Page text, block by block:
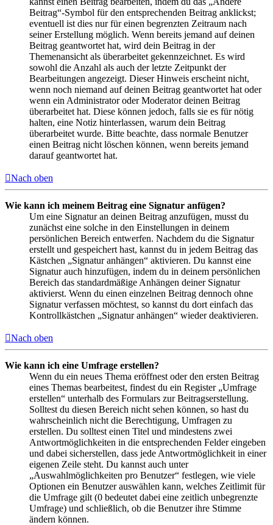
Beitrag“-Symbol für den entsprechenden Beitrag anklickst;
eventuell ist dies nur für einen begrenzten Zeitraum nach
seiner Erstellung möglich. Wenn bereits jemand auf deinen
Beitrag geantwortet hat, wird dein Beitrag in der
Themenansicht als überarbeitet gekennzeichnet. Es wird
sowohl die Anzahl als auch der letzte Zeitpunkt der
Bearbeitungen angezeigt. Dieser Hinweis erscheint nicht,
wenn noch niemand auf deinen Beitrag geantwortet hat oder
wenn ein Administrator oder Moderator deinen Beitrag
überarbeitet hat. Diese können jedoch, falls sie es für nötig
halten, eine Notiz hinterlassen, warum dein Beitrag
überarbeitet wurde. Bitte beachte, dass normale Benutzer
einen Beitrag nicht löschen können, wenn bereits jemand
darauf geantwortet hat.
Nach oben
Wie kann ich meinem Beitrag eine Signatur anfügen?
Um eine Signatur an deinen Beitrag anzufügen, musst du
zunächst eine solche in den Einstellungen in deinem
persönlichen Bereich entwerfen. Nachdem du die Signatur
erstellt und gespeichert hast, kannst du in jedem Beitrag das
Kästchen „Signatur anhängen“ aktivieren. Du kannst eine
Signatur auch hinzufügen, indem du in deinem persönlichen
Bereich das standardmäßige Anhängen deiner Signatur
aktivierst. Wenn du einen einzelnen Beitrag dennoch ohne
Signatur verfassen möchtest, so kannst du dort einfach das
Kontrollkästchen „Signatur anhängen“ wieder deaktivieren.
Nach oben
Wie kann ich eine Umfrage erstellen?
Wenn du ein neues Thema eröffnest oder den ersten Beitrag
eines Themas bearbeitest, findest du ein Register „Umfrage
erstellen“ unterhalb des Formulars zur Beitragserstellung.
Solltest du diesen Bereich nicht sehen können, so hast du
wahrscheinlich nicht die Berechtigung, Umfragen zu
erstellen. Du solltest einen Titel und mindestens zwei
Antwortmöglichkeiten in die entsprechenden Felder eingeben
und dabei sicherstellen, dass jede Antwortmöglichkeit in einer
eigenen Zeile steht. Du kannst auch unter
„Auswahlmöglichkeiten pro Benutzer“ festlegen, wie viele
Optionen ein Benutzer auswählen kann, welches Zeitlimit für
die Umfrage gilt (0 bedeutet dabei eine zeitlich unbegrenzte
Umfrage) und schließlich, ob die Benutzer ihre Stimme
ändern können.